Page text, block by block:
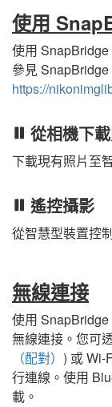
使用
使用 SnapBridge
參見SnapBridge
https://
從相機下
下載現有照片至
遙控攝影
從智慧型裝置控
無線連接
使用 SnapBridge
無線連接。您可
（配對） ) 或 Wi-
行連線。使用
載。